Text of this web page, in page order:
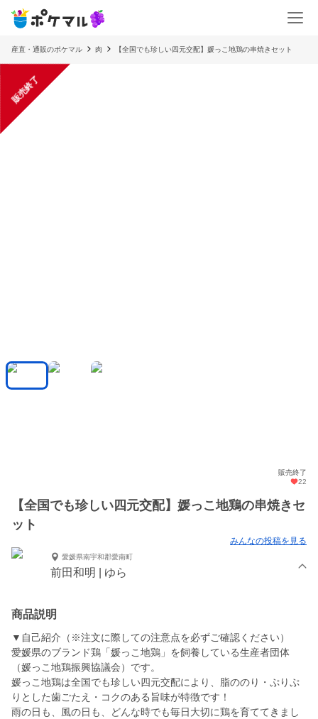
産直・通販のポケマル 肉 【全国でも珍しい四元交配】媛っこ地鶏の串焼きセット
販売終了
販売終了
22
【全国でも珍しい四元交配】媛っこ地鶏の串焼きセ
ット
みんなの投稿を見る
愛媛県南宇和郡愛南町
前田和明 | ゆら
商品説明
▼自己紹介（※注文に際しての注意点を必ずご確認ください）
愛媛県のブランド鶏「媛っこ地鶏」を飼養している生産者団体
（媛っこ地鶏振興協議会）です。
媛っこ地鶏は全国でも珍しい四元交配により、脂ののり・ぷりぷ
りとした歯ごたえ・コクのある旨味が特徴です！
雨の日も、風の日も、どんな時でも毎日大切に鶏を育ててきまし